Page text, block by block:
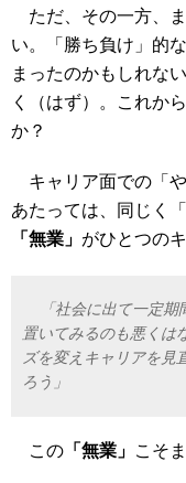
ただ、その一方、
い。「勝ち負け」的
まったのかもしれな
く（はず）。これか
か？
キャリア面での「
あたっては、同じく
「無業」 がひとつの
「社会に出て一定期
置いてみるのも悪くは
ズを変えキャリアを見
ろう」
この 「無業」 こそ